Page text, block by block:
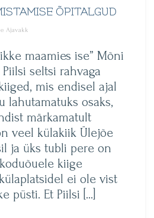
ÕPITALGUD
Ajavakk
maamies ise” Mõni
seltsi rahvaga
mis endisel ajal
lahutamatuks osaks,
märkamatult
veel külakiik Ülejõe
ja üks tubli pere on
kiige
ei ole vist
püsti. Et Piilsi […]